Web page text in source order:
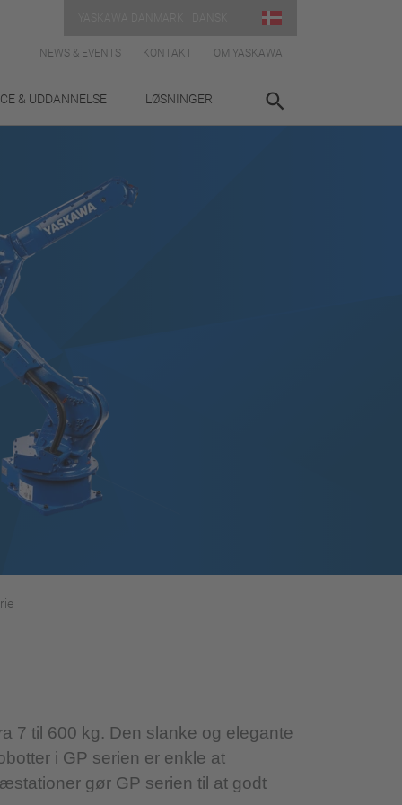
NEWS & EVENTS KONTAKT OM YASKAWA
& UDDANNELSE LØSNINGER
7 til 600 kg. Den slanke og elegante
i GP serien er enkle at
gør GP serien til at godt